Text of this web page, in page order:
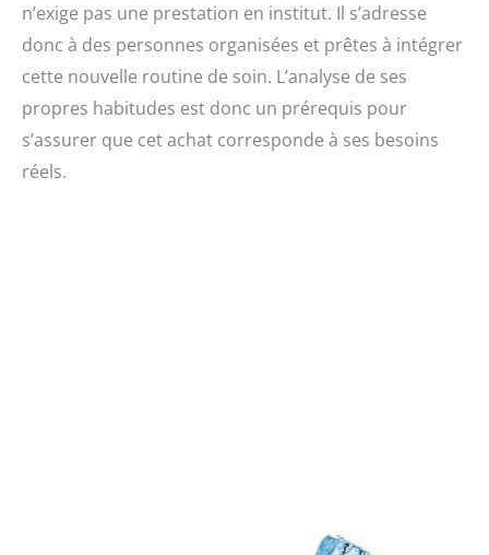
n’exige pas une prestation en institut. Il s’adresse
donc à des personnes organisées et prêtes à intégrer
cette nouvelle routine de soin. L’analyse de ses
propres habitudes est donc un prérequis pour
s’assurer que cet achat corresponde à ses besoins
réels.